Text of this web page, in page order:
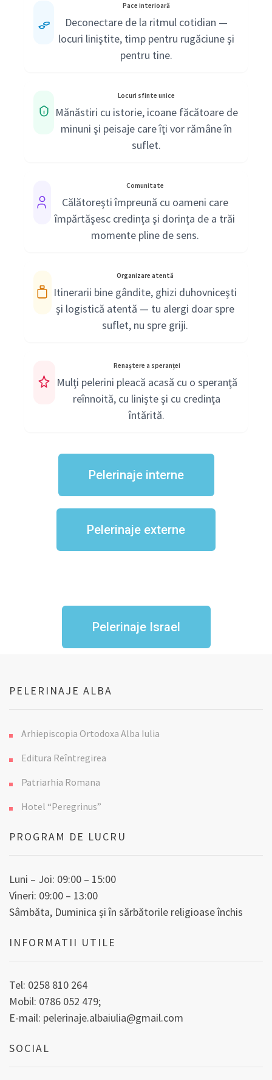
Pace interioară
Deconectare de la ritmul cotidian —
locuri liniştite, timp pentru rugăciune şi
pentru tine.
Locuri sfinte unice
Mănăstiri cu istorie, icoane făcătoare de
minuni şi peisaje care îţi vor rămâne în
suflet.
Comunitate
Călătoreşti împreună cu oameni care
împărtăşesc credinţa şi dorinţa de a trăi
momente pline de sens.
Organizare atentă
Itinerarii bine gândite, ghizi duhovniceşti
şi logistică atentă — tu alergi doar spre
suflet, nu spre griji.
Renaștere a speranței
Mulţi pelerini pleacă acasă cu o speranţă
reînnoită, cu linişte şi cu credinţa
întărită.
Pelerinaje interne
Pelerinaje externe
Pelerinaje Israel
PELERINAJE ALBA
Arhiepiscopia Ortodoxa Alba Iulia
Editura Reîntregirea
Patriarhia Romana
Hotel “Peregrinus”
PROGRAM DE LUCRU
Luni – Joi: 09:00 – 15:00
Vineri: 09:00 – 13:00
Sâmbăta, Duminica și în sărbătorile religioase închis
INFORMATII UTILE
Tel: 0258 810 264
Mobil: 0786 052 479;
E-mail: pelerinaje.albaiulia@gmail.com
SOCIAL